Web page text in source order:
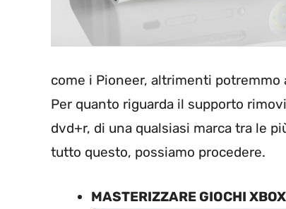
come i Pioneer, altrimenti
Per quanto riguarda il supporto
dvd+r, di una qualsiasi marca tra le
tutto questo, possiamo procedere.
MASTERIZZARE GIOCHI